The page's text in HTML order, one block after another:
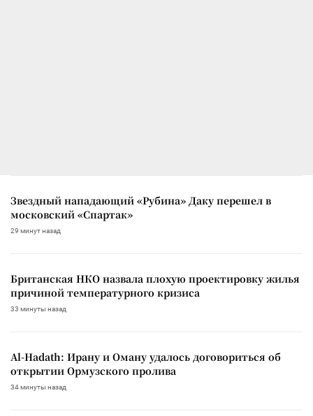
Звездный нападающий «Рубина» Даку перешел в
московский «Спартак»
29 минут назад
Британская НКО назвала плохую проектировку жилья
причиной температурного кризиса
33 минуты назад
Al-Hadath: Ирану и Оману удалось договориться об
открытии Ормузского пролива
34 минуты назад